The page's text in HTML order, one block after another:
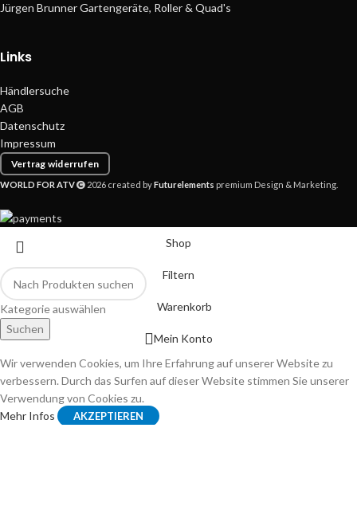
Jürgen Brunner Gartengeräte, Roller & Quad's
Links
Händlersuche
AGB
Datenschutz
Impressum
Vertrag widerrufen
WORLD FOR ATV 2026 created byFuturelements premium Design & Marketing.
Kategorie auswählen
Suchen
Shop
Filtern
Warenkorb
Mein Konto
Wir verwenden Cookies, um Ihre Erfahrung auf unserer Website zu
verbessern. Durch das Surfen auf dieser Website stimmen Sie unserer
Verwendung von Cookies zu.
Mehr Infos
AKZEPTIEREN